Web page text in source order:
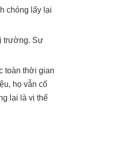
chóng lấy lại
trường. Sự
toàn thời gian
họ vẫn cố
lại là vị thế